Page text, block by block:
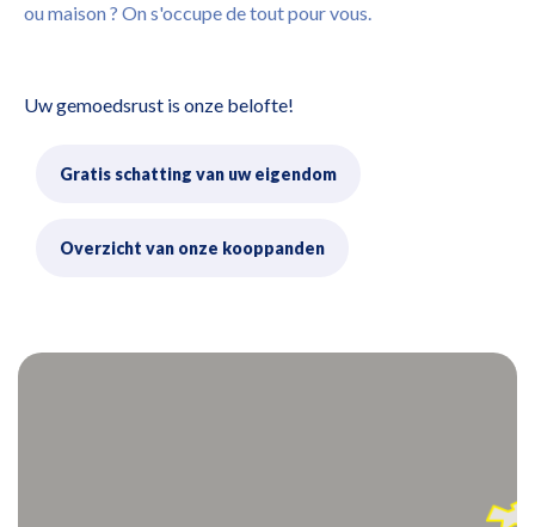
ou maison ? On s'occupe de tout pour vous.
Uw gemoedsrust is onze belofte!
Gratis schatting van uw eigendom
Overzicht van onze kooppanden